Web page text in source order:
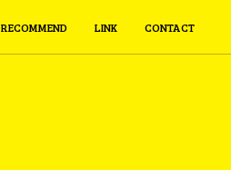
RECOMMEND LINK CONTACT